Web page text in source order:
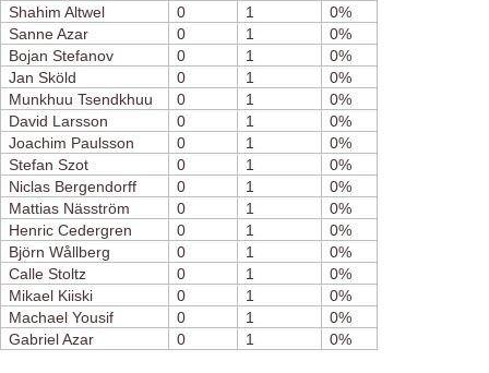
Shahim Altwel
0 1
0%
Sanne Azar
0 1
0%
Bojan Stefanov
0 1
0%
Jan Sköld
0 1
0%
Munkhuu Tsendkhuu
0 1
0%
David Larsson
0 1
0%
Joachim Paulsson
0 1
0%
Stefan Szot
0 1
0%
Niclas Bergendorff
0 1
0%
Mattias Näsström
0 1
0%
Henric Cedergren
0 1
0%
Björn Wållberg
0 1
0%
Calle Stoltz
0 1
0%
Mikael Kiiski
0 1
0%
Machael Yousif
0 1
0%
Gabriel Azar
0 1 0%